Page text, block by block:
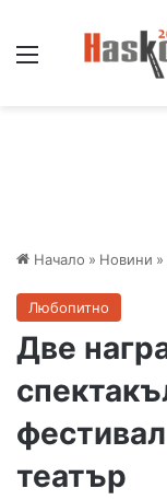
Начало » Новини »
Любопитно
Две
театър